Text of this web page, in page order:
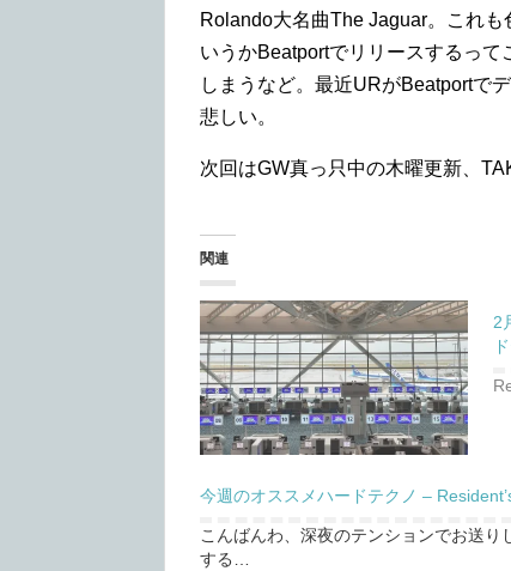
Rolando大名曲The Jaguar。これ
いうかBeatportでリリースするっ
しまうなど。最近URがBeatportで
悲しい。
次回はGW真っ只中の木曜更新、
関連
2
今週のオススメハードテクノ –
こんばんわ、深夜のテンションでお送
する…